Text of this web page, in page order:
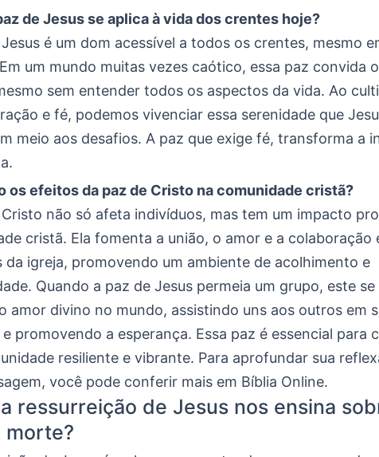
de Jesus se aplica à vida dos crentes hoje?
é um dom acessível a todos os crentes, mesmo
um mundo muitas vezes caótico, essa paz convida
sem entender todos os aspectos da vida. Ao
e fé, podemos vivenciar essa serenidade que
meio aos desafios. A paz que exige fé, transforma a
os efeitos da paz de Cristo na comunidade cristã?
não só afeta indivíduos, mas tem um impacto
cristã. Ela fomenta a união, o amor e a colaboração
da igreja, promovendo um ambiente de acolhimento e
Quando a paz de Jesus permeia um grupo, este
amor divino no mundo, assistindo uns aos outros em
promovendo a esperança. Essa paz é essencial para
resiliente e vibrante. Para aprofundar sua
você pode conferir mais em Bíblia Online.
ressurreição de Jesus nos ensina
morte?